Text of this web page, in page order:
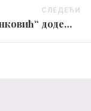
СЛЕДЕЋИ
Награда „Душан Панковић“ додељена Љиљани Клевернић